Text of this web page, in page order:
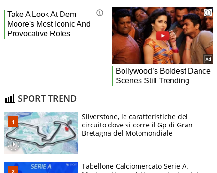
SPORT TREND
Silverstone, le caratteristiche del
circuito dove si corre il Gp di Gran
Bretagna del Motomondiale
Tabellone Calciomercato Serie A.